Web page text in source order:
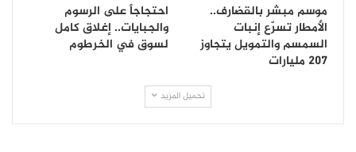
موسم مبشر بالقضارف..
الأمطار تسرّع إنبات
السمسم والتمويل يتجاوز
207 مليارات
احتجاجاً على الرسوم
والجبايات.. إغلاق كامل
لسوق في الخرطوم
تحميل المزيد